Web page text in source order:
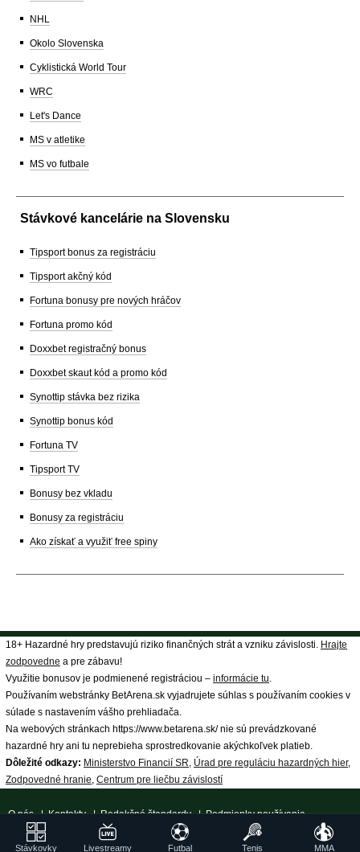
NHL
Okolo Slovenska
Cyklistická World Tour
WRC
Let's Dance
MS v atletike
MS vo futbale
Stávkové kancelárie na Slovensku
Tipsport bonus za registráciu
Tipsport akčný kód
Fortuna bonusy pre nových hráčov
Fortuna promo kód
Doxxbet registračný bonus
Doxxbet skaut kód a promo kód
Synottip stávka bez rizika
Synottip bonus kód
Fortuna TV
Tipsport TV
Bonusy bez vkladu
Bonusy za registráciu
Ako získať a využiť free spiny
18+ Hazardné hry predstavujú riziko finančných strát a vzniku závislosti. Hrajte
zodpovedne a pre zábavu!
Využitie bonusov je podmienené registráciou – informácie tu.
Používaním webstránky BetArena.sk vyjadrujete súhlas s používaním cookies v
súlade s nastavením vášho prehliadača.
Na webových stránkach https://www.betarena.sk/ nie sú prevádzkované
hazardné hry ani tu neprebieha sprostredkovanie akýchkoľvek platieb.
Dôležité odkazy: Ministerstvo Financií SR, Úrad pre reguláciu hazardných hier,
Zodpovedné hranie, Centrum pre liečbu závislostí
O nás|Kontakty|Redakčné štandardy|Podmienky používania
Spracovanie osobných údajov 18+ Zodpovedné hranie
Stávkovky Livestreamy Futbal Tenis MMA